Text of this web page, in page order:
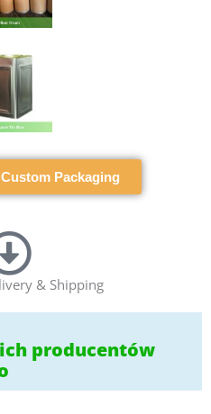
Packaging
& Shipping
producentów